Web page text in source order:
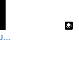
BASE AÉREA DE GETAFE. CUARTO DE PRIMARIA. PRIMERA PARTE.